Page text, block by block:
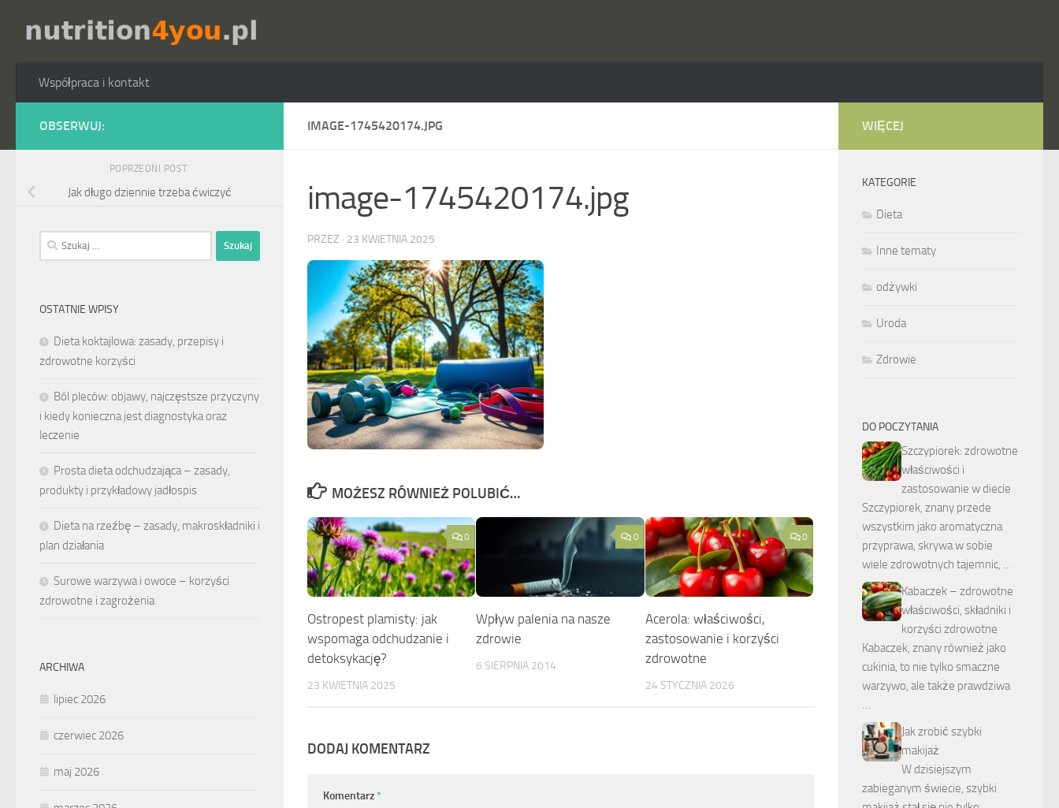
Przejdź do treści
Współpraca i kontakt
IMAGE-1745420174.JPG
image-1745420174.jpg
PRZEZ · 23 KWIETNIA 2025
MOŻESZ RÓWNIEŻ POLUBIĆ…
0
Ostropest plamisty: jak
wspomaga odchudzanie i
detoksykację?
23 KWIETNIA 2025
0
Wpływ palenia na nasze
zdrowie
6 SIERPNIA 2014
0
Acerola: właściwości,
zastosowanie i korzyści
zdrowotne
24 STYCZNIA 2026
DODAJ KOMENTARZ
Komentarz*
OBSERWUJ:
POPRZEDNI POST
Jak długo dziennie trzeba ćwiczyć
Szukaj:
OSTATNIE WPISY
Dieta koktajlowa: zasady, przepisy i
zdrowotne korzyści
Ból pleców: objawy, najczęstsze przyczyny
i kiedy konieczna jest diagnostyka oraz
leczenie
Prosta dieta odchudzająca – zasady,
produkty i przykładowy jadłospis
Dieta na rzeźbę – zasady, makroskładniki i
plan działania
Surowe warzywa i owoce – korzyści
zdrowotne i zagrożenia
ARCHIWA
lipiec 2026
czerwiec 2026
maj 2026
WIĘCEJ
KATEGORIE
Dieta
Inne tematy
odżywki
Uroda
Zdrowie
DO POCZYTANIA
Szczypiorek: zdrowotne
właściwości i
zastosowanie w diecie
Szczypiorek, znany przede
wszystkim jako aromatyczna
przyprawa, skrywa w sobie
wiele zdrowotnych tajemnic, …
Kabaczek – zdrowotne
właściwości, składniki i
korzyści zdrowotne
Kabaczek, znany również jako
cukinia, to nie tylko smaczne
warzywo, ale także prawdziwa
…
Jak zrobić szybki
makijaż
W dzisiejszym
zabieganym świecie, szybki